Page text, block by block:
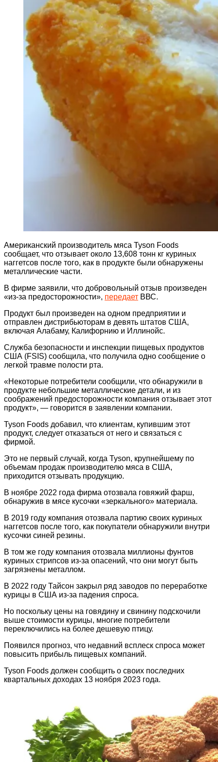
Американский производитель мяса Tyson Foods
сообщает, что отзывает около 13,608 тонн кг куриных
наггетсов после того, как в продукте были обнаружены
металлические части.
В фирме заявили, что добровольный отзыв произведен
«из-за предосторожности», передает ВВС.
Продукт был произведен на одном предприятии и
отправлен дистрибьюторам в девять штатов США,
включая Алабаму, Калифорнию и Иллинойс.
Служба безопасности и инспекции пищевых продуктов
США (FSIS) сообщила, что получила одно сообщение о
легкой травме полости рта.
«Некоторые потребители сообщили, что обнаружили в
продукте небольшие металлические детали, и из
соображений предосторожности компания отзывает этот
продукт», — говорится в заявлении компании.
Tyson Foods добавил, что клиентам, купившим этот
продукт, следует отказаться от него и связаться с
фирмой.
Это не первый случай, когда Tyson, крупнейшему по
объемам продаж производителю мяса в США,
приходится отзывать продукцию.
В ноябре 2022 года фирма отозвала говяжий фарш,
обнаружив в мясе кусочки «зеркального» материала.
В 2019 году компания отозвала партию своих куриных
наггетсов после того, как покупатели обнаружили внутри
кусочки синей резины.
В том же году компания отозвала миллионы фунтов
куриных стрипсов из-за опасений, что они могут быть
загрязнены металлом.
В 2022 году Тайсон закрыл ряд заводов по переработке
курицы в США из-за падения спроса.
Но поскольку цены на говядину и свинину подскочили
выше стоимости курицы, многие потребители
переключились на более дешевую птицу.
Появился прогноз, что недавний всплеск спроса может
повысить прибыль пищевых компаний.
Tyson Foods должен сообщить о своих последних
квартальных доходах 13 ноября 2023 года.